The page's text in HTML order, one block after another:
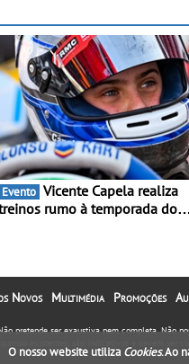
ao cliente
Evento
rumo à temporada do
1 de Março e 6 de
Novos Multimédia Promoções
pretende ser exaustiva nem completa. Não
existentes, são indicativos e devem ser
O nosso website utiliza Cookies. Ao